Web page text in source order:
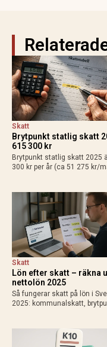
Brytpunkt statlig skatt
615 300 kr
Skatt
Brytpunkt statlig skatt 2025
300 kr per år (ca 51 275 kr/
löntagare och pensionärer.
påverkas din plånbok!
Lön efter skatt – räkna
nettolön 2025
Skatt
Så fungerar skatt på lön i
2025: kommunalskatt,
Exempel, kalkylatorer och
att räkna ut vad du får…